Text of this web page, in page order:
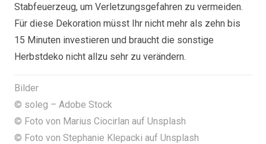
Stabfeuerzeug, um Verletzungsgefahren zu vermeiden.
Für diese Dekoration müsst Ihr nicht mehr als zehn bis
15 Minuten investieren und braucht die sonstige
Herbstdeko nicht allzu sehr zu verändern.
Bilder
© soleg – Adobe Stock
© Foto von Marius Ciocirlan auf Unsplash
© Foto von Stephanie Klepacki auf Unsplash